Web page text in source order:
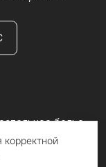
белье
характер и не
корректной